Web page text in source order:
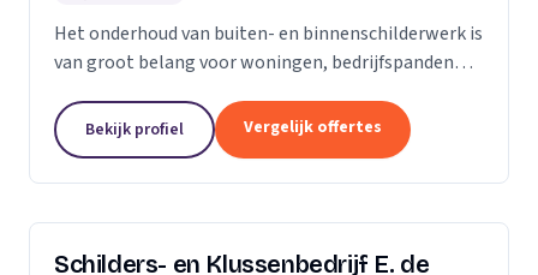
Het onderhoud van buiten- en binnenschilderwerk is
van groot belang voor woningen, bedrijfspanden
heeft ook een beschermende functie tegen...
Bekijk profiel Vergelijk offertes
Schilders- en Klussenbedrijf E. de